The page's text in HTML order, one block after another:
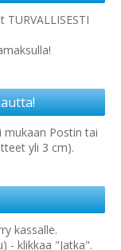
mukaan Postin tai
yli 3 cm).
kassalle.
- klikkaa "Jatka".